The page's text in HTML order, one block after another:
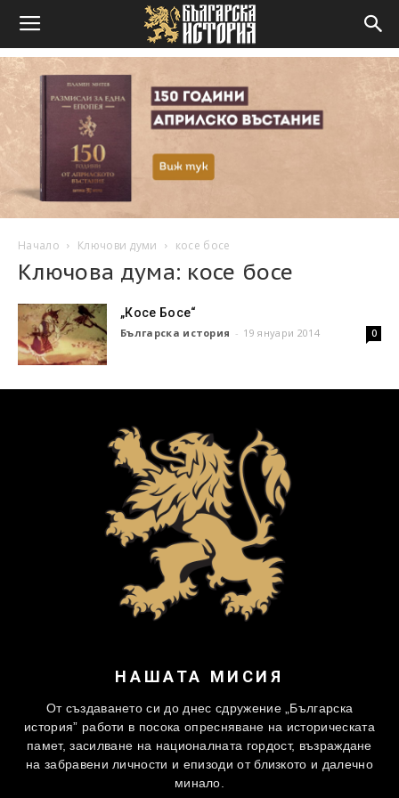
Начало Ключови думи косе босе
Ключова дума: косе босе
„Косе Босе“
Българска история - 19 януари 2014 0
НАШАТА МИСИЯ
От създаването си до днес сдружение „Българска
история” работи в посока опресняване на историческата
памет, засилване на националната гордост, възраждане
на забравени личности и епизоди от близкото и далечно
минало.